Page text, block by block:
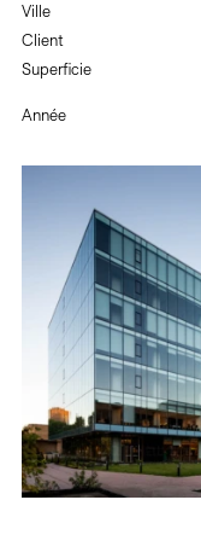
Ville
Client
Superficie
Année